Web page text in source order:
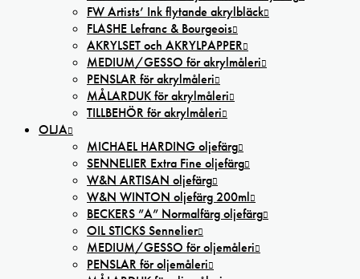
FW Artists’ Ink flytande akrylbläck
FLASHE Lefranc & Bourgeois
AKRYLSET och AKRYLPAPPER
MEDIUM/GESSO för akrylmåleri
PENSLAR för akrylmåleri
MÅLARDUK för akrylmåleri
TILLBEHÖR för akrylmåleri
OLJA
MICHAEL HARDING oljefärg
SENNELIER Extra Fine oljefärg
W&N ARTISAN oljefärg
W&N WINTON oljefärg 200ml
BECKERS ”A” Normalfärg oljefärg
OIL STICKS Sennelier
MEDIUM/GESSO för oljemåleri
PENSLAR för oljemåleri